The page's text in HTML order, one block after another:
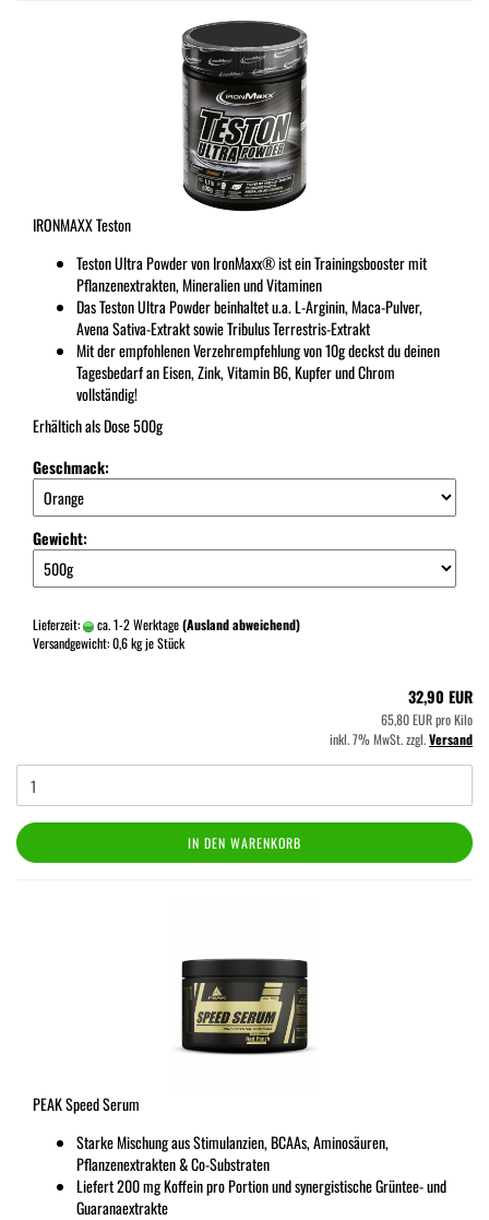
IRONMAXX Teston
Teston Ultra Powder von IronMaxx® ist ein Trainingsbooster mit
Pflanzenextrakten, Mineralien und Vitaminen
Das Teston Ultra Powder beinhaltet u.a. L-Arginin, Maca-Pulver,
Avena Sativa-Extrakt sowie Tribulus Terrestris-Extrakt
Mit der empfohlenen Verzehrempfehlung von 10g deckst du deinen
Tagesbedarf an Eisen, Zink, Vitamin B6, Kupfer und Chrom
vollständig!
Erhältich als Dose 500g
Geschmack:
Gewicht:
Lieferzeit: ca. 1-2 Werktage(Ausland abweichend)
Versandgewicht:0,6kg je Stück
32,90 EUR
65,80 EUR pro Kilo
inkl. 7% MwSt. zzgl.Versand
IN DEN WARENKORB
PEAK Speed Serum
Starke Mischung aus Stimulanzien, BCAAs, Aminosäuren,
Pflanzenextrakten & Co-Substraten
Liefert 200 mg Koffein pro Portion und synergistische Grüntee- und
Guaranaextrakte